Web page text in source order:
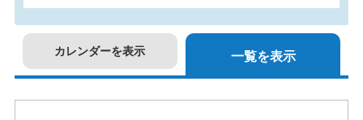
カレンダーを表示 一覧を表示